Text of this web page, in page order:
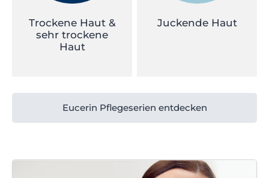
Trockene Haut &
sehr trockene
Haut
Juckende Haut
Eucerin Pflegeserien entdecken